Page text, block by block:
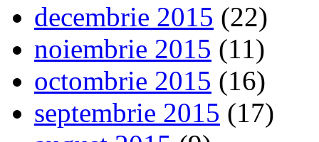
decembrie 2015 (22)
noiembrie 2015 (11)
octombrie 2015 (16)
septembrie 2015 (17)